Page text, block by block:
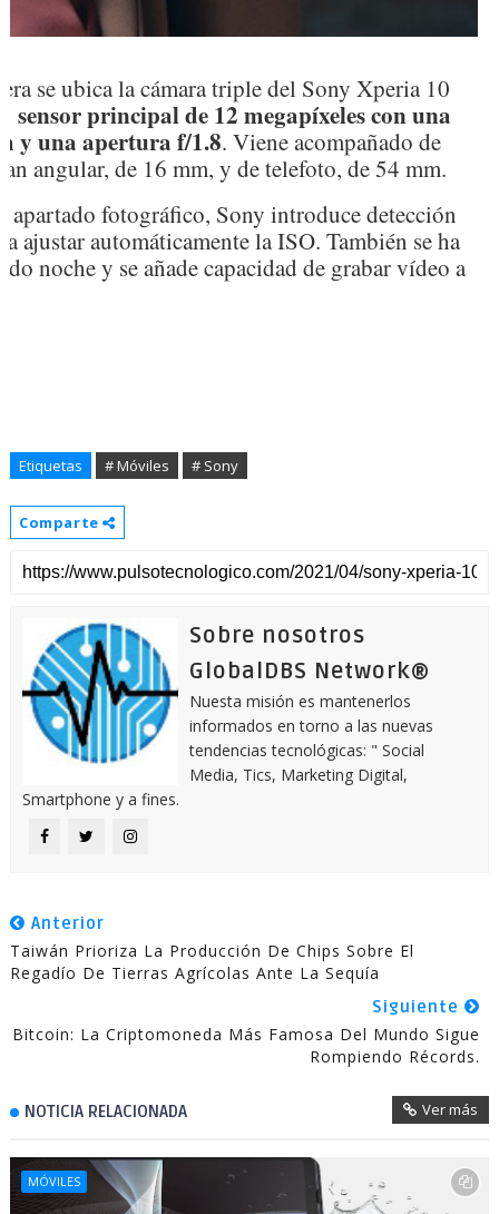
se ubica la cámara triple del Sony Xperia 10
sensor principal de 12 megapíxeles con una
y una apertura f/1.8. Viene acompañado de
angular, de 16 mm, y de telefoto, de 54 mm.
apartado fotográfico, Sony introduce detección
ajustar automáticamente la ISO. También se ha
noche y se añade capacidad de grabar vídeo a
Etiquetas # Móviles # Sony
Comparte
Sobre nosotros
GlobalDBS Network®
Nuesta misión es mantenerlos
informados en torno a las nuevas
tendencias tecnológicas: " Social
Media, Tics, Marketing Digital,
Smartphone y a fines.
Anterior
Taiwán Prioriza La Producción De Chips Sobre El
Regadío De Tierras Agrícolas Ante La Sequía
Siguiente
Bitcoin: La Criptomoneda Más Famosa Del Mundo Sigue
Rompiendo Récords.
NOTICIA RELACIONADA Ver más
MÓVILES